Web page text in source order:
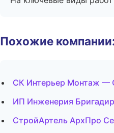
Похожие
СК Интерьер Монтаж —
ИП Инженерия
СтройАртель АрхПро